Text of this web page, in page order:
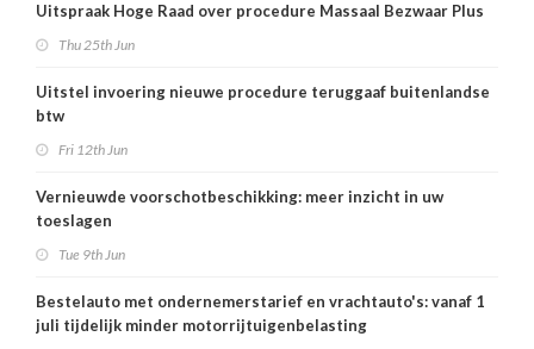
Uitspraak Hoge Raad over procedure Massaal Bezwaar Plus
Thu 25th Jun
Uitstel invoering nieuwe procedure teruggaaf buitenlandse
btw
Fri 12th Jun
Vernieuwde voorschotbeschikking: meer inzicht in uw
toeslagen
Tue 9th Jun
Bestelauto met ondernemerstarief en vrachtauto's: vanaf 1
juli tijdelijk minder motorrijtuigenbelasting